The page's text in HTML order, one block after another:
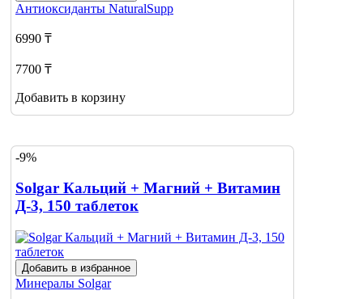
Антиоксиданты NaturalSupp
6990 ₸
7700 ₸
Добавить в корзину
-9%
Solgar Кальций + Магний + Витамин
Д-3, 150 таблеток
Добавить в избранное
Минералы Solgar